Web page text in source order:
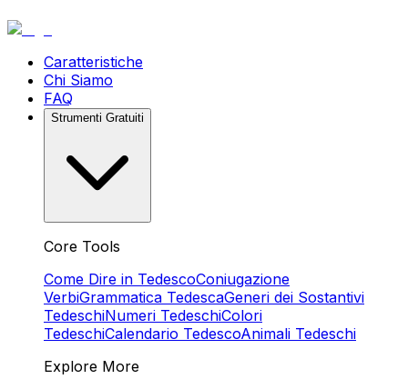
Caratteristiche
Chi Siamo
FAQ
Strumenti Gratuiti
Core Tools
Come Dire in TedescoConiugazione
VerbiGrammatica TedescaGeneri dei Sostantivi
TedeschiNumeri TedeschiColori
TedeschiCalendario TedescoAnimali Tedeschi
Explore More